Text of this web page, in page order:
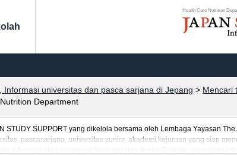
Health Care Nutrition
Informasi universitas dan pasca sarjana di Jepang > Mencari
Department
STUDY SUPPORT yang dikelola bersama oleh Lembaga Yayasan
pascasarjana, universitas yunior, akademi kejuruan yang siap
informasi rinci mengenai Showagakuin Junior College, mencakup